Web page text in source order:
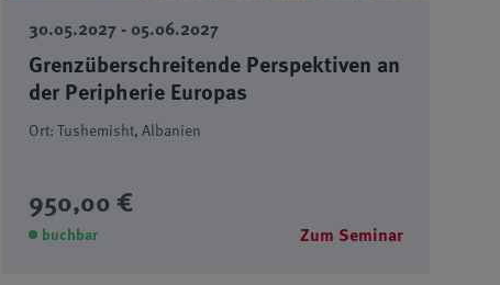
30.05.2027 - 05.06.2027
Grenzüberschreitende Perspektiven an
der Peripherie Europas
Ort: Tushemisht, Albanien
950,00 €
buchbar Zum Seminar